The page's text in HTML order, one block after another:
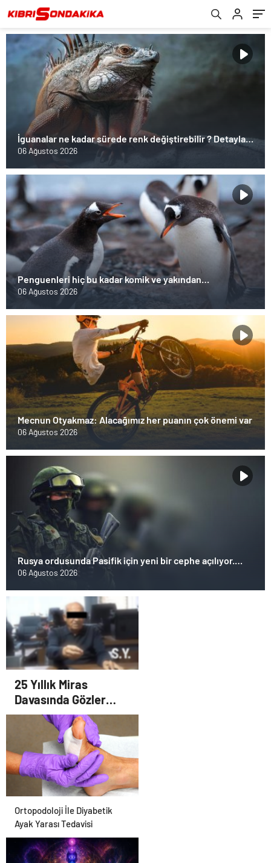
İguanalar ne kadar sürede renk değiştirebilir ? Detaylar
burada…
06 Ağustos 2026
Penguenleri hiç bu kadar komik ve yakından
görmemiştiniz
06 Ağustos 2026
Mecnun Otyakmaz: Alacağımız her puanın çok önemi var
06 Ağustos 2026
Rusya ordusunda Pasifik için yeni bir cephe açılıyor.
Çin’in ilk tepkisi!
06 Ağustos 2026
25 Yıllık Miras
Davasında Gözler
Temmuz Ayındaki
Karar Duruşmasına
Çevrildi
Ortopodoloji İle Diyabetik
Ayak Yarası Tedavisi